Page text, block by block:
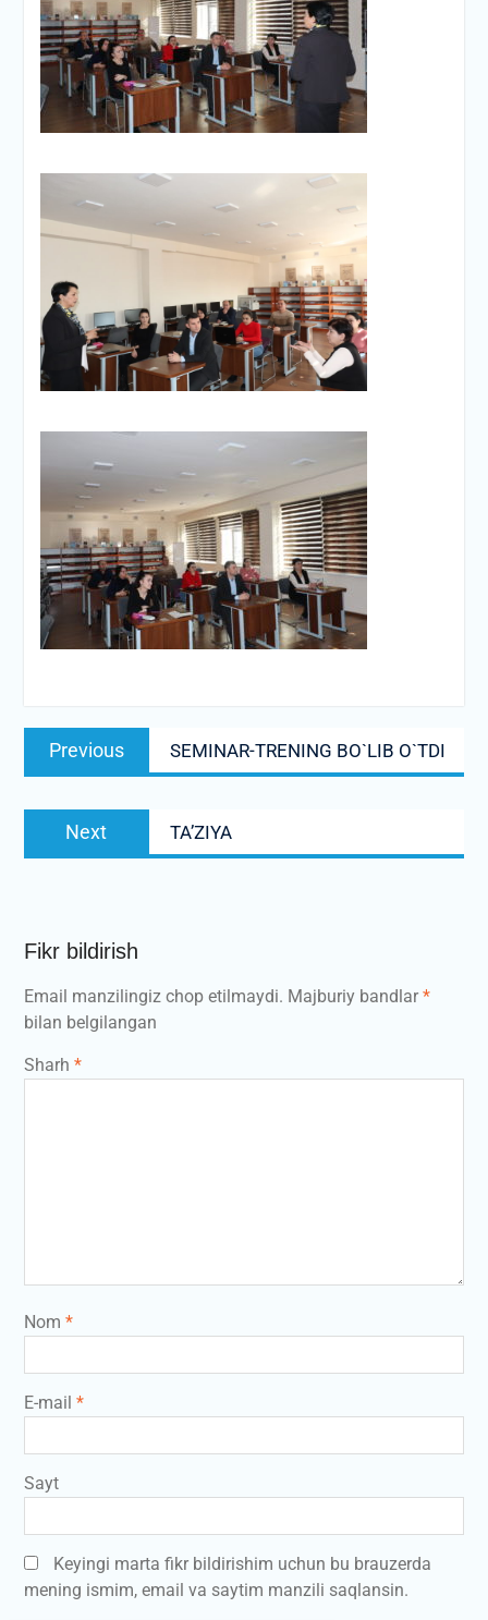
Post
menyusi
Previous
post:
SEMINAR-TRENING BO`LIB O`TDI
Next
Next
post:
TA’ZIYA
Fikr bildirish
Email manzilingiz chop etilmaydi. Majburiy bandlar*
bilan belgilangan
Sharh *
Nom *
E-mail *
Sayt
Keyingi marta fikr bildirishim uchun bu brauzerda
mening ismim, email va saytim manzili saqlansin.